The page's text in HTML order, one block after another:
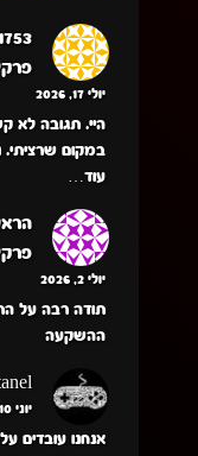
יולי 17, 2026
היי. תגובה לא
במקום שרציתי.
עוד…
יולי 2, 2026
תודה רבה על
ההשקעה
יוני 10, 2026